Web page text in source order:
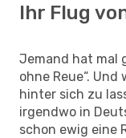
Ihr Flug
Jemand hat mal
ohne Reue“.
hinter sich zu
irgendwo in
schon ewig eine